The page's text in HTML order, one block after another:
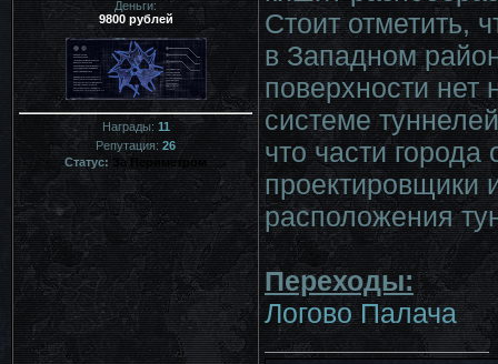
Деньги:
9800 рублей
Награды: 11
Репутация:26
Статус: За Периметром
Стоит отметить,
в Западном
поверхности нет
системе
что части
проектировщики
расположения
Переходы:
Логово Палача